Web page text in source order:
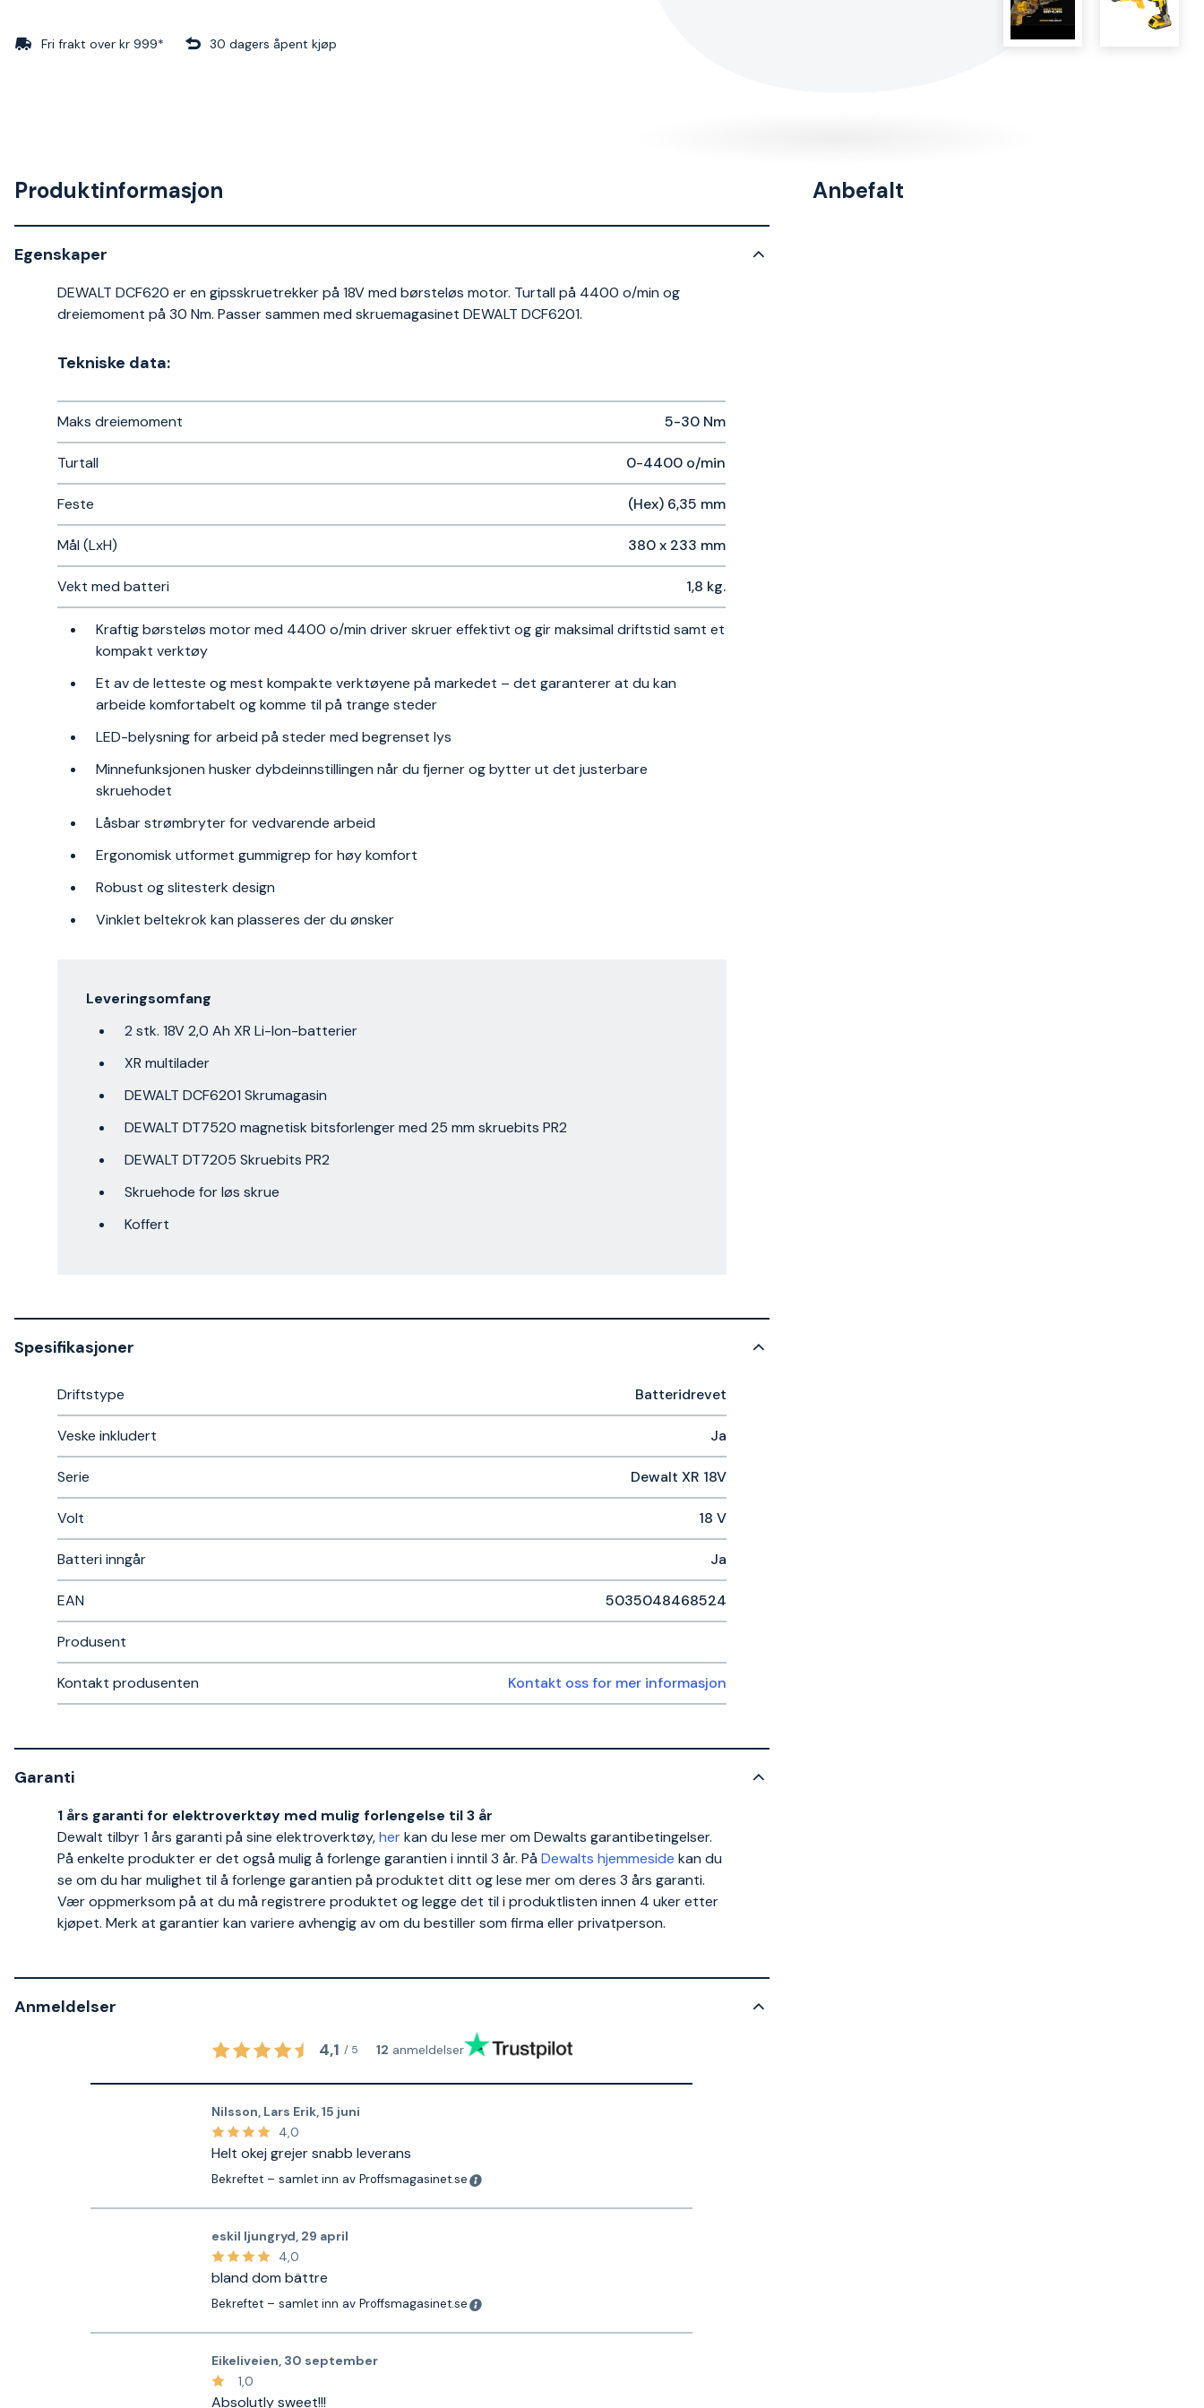
Fri frakt over kr 999* 30 dagers åpent kjøp
Produktinformasjon
Egenskaper
DEWALT DCF620 er en gipsskruetrekker på 18V med børsteløs motor. Turtall på 4400 o/min og
dreiemoment på 30 Nm. Passer sammen med skruemagasinet DEWALT DCF6201.
Tekniske data:
Maks dreiemoment 5-30 Nm
Turtall 0-4400 o/min
Feste (Hex) 6,35 mm
Mål (LxH) 380 x 233 mm
Vekt med batteri 1,8 kg.
Kraftig børsteløs motor med 4400 o/min driver skruer effektivt og gir maksimal driftstid samt et
kompakt verktøy
Et av de letteste og mest kompakte verktøyene på markedet – det garanterer at du kan
arbeide komfortabelt og komme til på trange steder
LED-belysning for arbeid på steder med begrenset lys
Minnefunksjonen husker dybdeinnstillingen når du fjerner og bytter ut det justerbare
skruehodet
Låsbar strømbryter for vedvarende arbeid
Ergonomisk utformet gummigrep for høy komfort
Robust og slitesterk design
Vinklet beltekrok kan plasseres der du ønsker
Leveringsomfang
2 stk. 18V 2,0 Ah XR Li-Ion-batterier
XR multilader
DEWALT DCF6201 Skrumagasin
DEWALT DT7520 magnetisk bitsforlenger med 25 mm skruebits PR2
DEWALT DT7205 Skruebits PR2
Skruehode for løs skrue
Koffert
Spesifikasjoner
Driftstype Batteridrevet
Veske inkludert Ja
Serie Dewalt XR 18V
Volt 18 V
Batteri inngår Ja
EAN 5035048468524
Produsent
Kontakt produsenten Kontakt oss for mer informasjon
Garanti
1 års garanti for elektroverktøy med mulig forlengelse til 3 år
Dewalt tilbyr 1 års garanti på sine elektroverktøy,herkan du lese mer om Dewalts garantibetingelser.
På enkelte produkter er det også mulig å forlenge garantien i inntil 3 år. På Dewalts hjemmeside kan du
se om du har mulighet til å forlenge garantien på produktet ditt og lese mer om deres 3 års garanti.
Vær oppmerksom på at du må registrere produktet og legge det til i produktlisten innen 4 uker etter
kjøpet. Merk at garantier kan variere avhengig av om du bestiller som firma eller privatperson.
Anmeldelser
4,1 / 5 12 anmeldelser
Nilsson, Lars Erik,15 juni
4,0
Helt okej grejer snabb leverans
Bekreftet – samlet inn av Proffsmagasinet.se
eskil ljungryd, 29 april
4,0
bland dom bättre
Bekreftet – samlet inn av Proffsmagasinet.se
Eikeliveien, 30 september
1,0
Absolutly sweet!!!
Anbefalt